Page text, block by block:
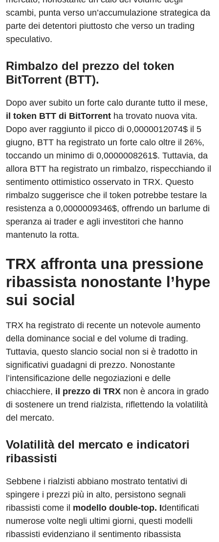
scambi, punta verso un’accumulazione strategica da
parte dei detentori piuttosto che verso un trading
speculativo.
Rimbalzo del prezzo del token
BitTorrent (BTT).
Dopo aver subito un forte calo durante tutto il mese,
il token BTT di BitTorrent ha trovato nuova vita.
Dopo aver raggiunto il picco di 0,0000012074$ il 5
giugno, BTT ha registrato un forte calo oltre il 26%,
toccando un minimo di 0,0000008261$. Tuttavia, da
allora BTT ha registrato un rimbalzo, rispecchiando il
sentimento ottimistico osservato in TRX. Questo
rimbalzo suggerisce che il token potrebbe testare la
resistenza a 0,0000009346$, offrendo un barlume di
speranza ai trader e agli investitori che hanno
mantenuto la rotta.
TRX affronta una pressione
ribassista nonostante l’hype
sui social
TRX ha registrato di recente un notevole aumento
della dominance social e del volume di trading.
Tuttavia, questo slancio social non si è tradotto in
significativi guadagni di prezzo. Nonostante
l’intensificazione delle negoziazioni e delle
chiacchiere, il prezzo di TRX non è ancora in grado
di sostenere un trend rialzista, riflettendo la volatilità
del mercato.
Volatilità del mercato e indicatori
ribassisti
Sebbene i rialzisti abbiano mostrato tentativi di
spingere i prezzi più in alto, persistono segnali
ribassisti come il modello double-top. Identificati
numerose volte negli ultimi giorni, questi modelli
ribassisti evidenziano il sentimento ribassista